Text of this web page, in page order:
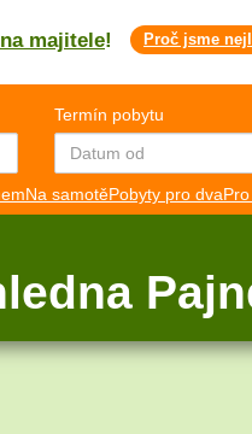
majitele! Proč jsme
Termín pobytu
Na samotěPobyty pro dva